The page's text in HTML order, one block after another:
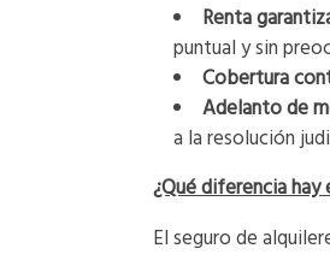
Renta
puntual y sin
Cobertura
Adelanto de
a la resolución
¿Qué diferencia
El seguro de